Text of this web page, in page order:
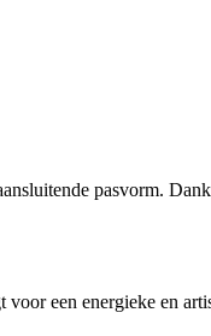
pasvorm.
een energieke en